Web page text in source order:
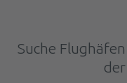
Suche